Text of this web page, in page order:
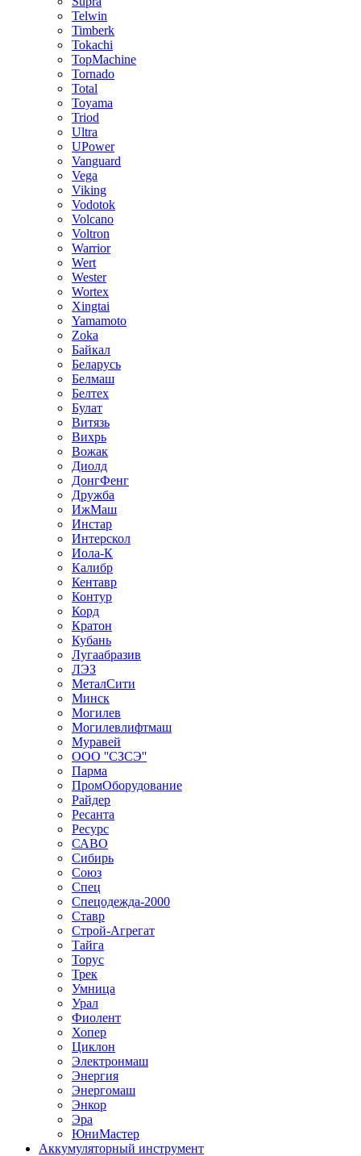
Telwin
Timberk
Tokachi
TopMachine
Tornado
Total
Toyama
Triod
Ultra
UPower
Vanguard
Vega
Viking
Vodotok
Volcano
Voltron
Warrior
Wert
Wester
Wortex
Xingtai
Yamamoto
Zoka
Байкал
Беларусь
Белмаш
Белтех
Булат
Витязь
Вихрь
Вожак
Диолд
ДонгФенг
Дружба
ИжМаш
Инстар
Интерскол
Иола-К
Калибр
Кентавр
Контур
Корд
Кратон
Кубань
Лугаабразив
ЛЭЗ
МеталСити
Минск
Могилев
Могилевлифтмаш
Муравей
ООО ''СЗСЭ''
Парма
ПромОборудование
Райдер
Ресанта
Ресурс
САВО
Сибирь
Союз
Спец
Спецодежда-2000
Ставр
Строй-Агрегат
Тайга
Торус
Трек
Умница
Урал
Фиолент
Хопер
Циклон
Электронмаш
Энергия
Энергомаш
Энкор
Эра
ЮниМастер
Аккумуляторный инструмент